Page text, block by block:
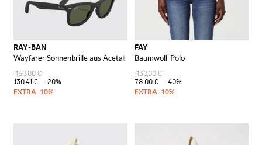
RAY-BAN
Wayfarer Sonnenbrille aus Acetat
163,00 €
130,41 €
-20%
FAY
Baumwoll-Polo
130,00 €
78,00 €
-40%